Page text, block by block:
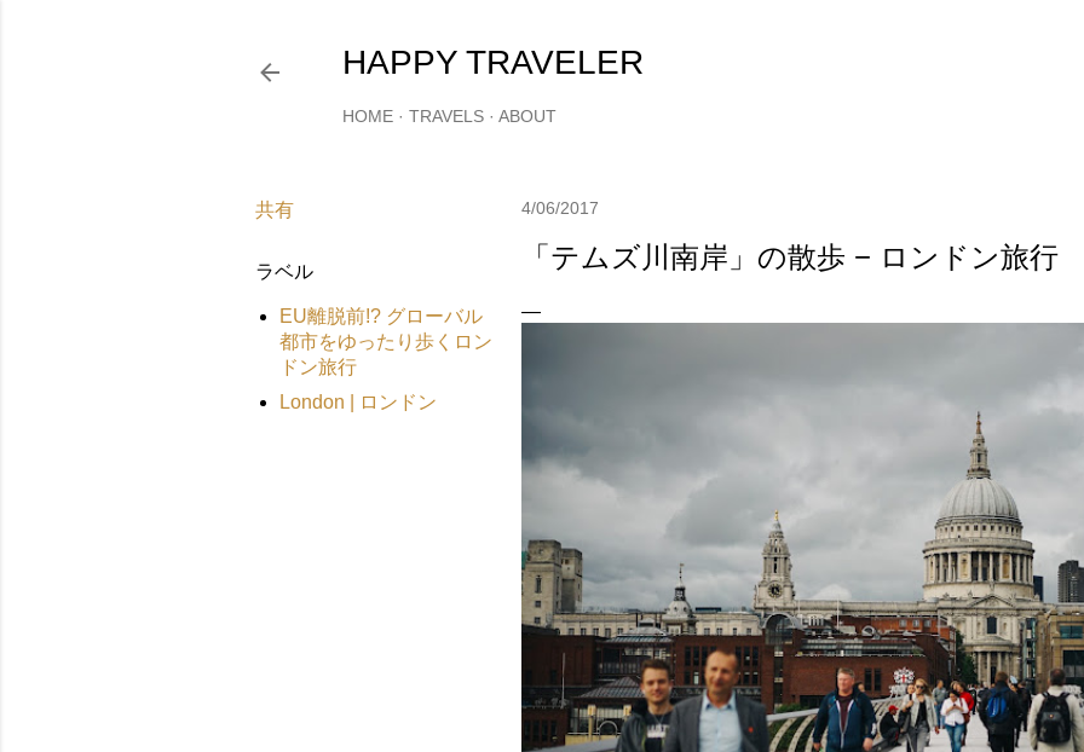
HAPPY TRAVELER
HOME TRAVELS ABOUT
共有
ラベル
EU離脱前!? グローバル
都市をゆったり歩くロン
ドン旅行
London | ロンドン
4/06/2017
「テムズ川南岸」の散歩 − ロンドン旅行